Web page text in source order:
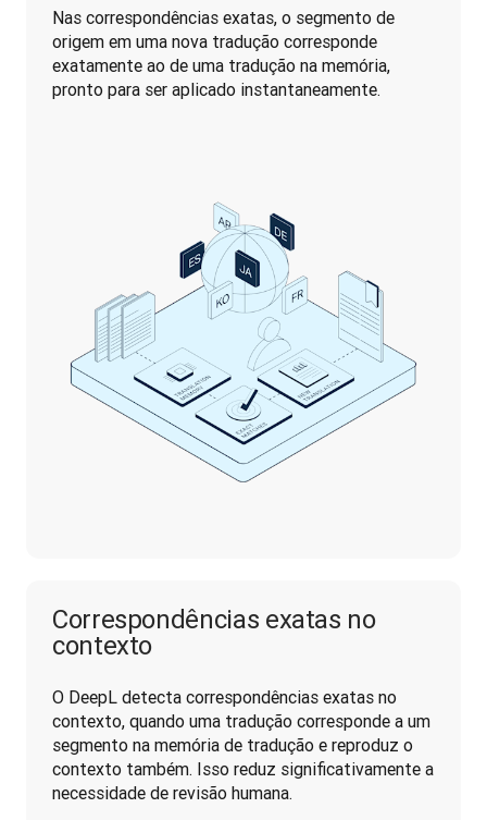
Nas correspondências exatas, o segmento de
origem em uma nova tradução corresponde
exatamente ao de uma tradução na memória,
pronto para ser aplicado instantaneamente.
Correspondências exatas no
contexto
O DeepL detecta correspondências exatas no
contexto, quando uma tradução corresponde a um
segmento na memória de tradução e reproduz o
contexto também. Isso reduz significativamente a
necessidade de revisão humana.